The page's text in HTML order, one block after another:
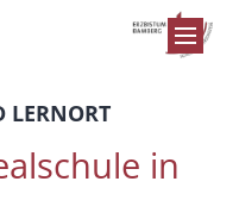
LERNORT
in